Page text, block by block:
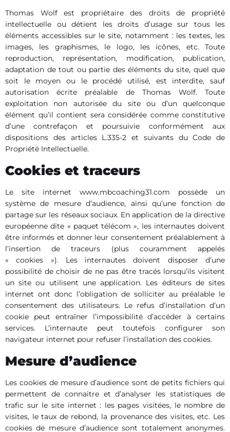
Thomas Wolf est propriétaire des droits de propriété
intellectuelle ou détient les droits d’usage sur tous les
éléments accessibles sur le site, notamment : les textes, les
images, les graphismes, le logo, les icônes, etc. Toute
reproduction, représentation, modification, publication,
adaptation de tout ou partie des éléments du site, quel que
soit le moyen ou le procédé utilisé, est interdite, sauf
autorisation écrite préalable de Thomas Wolf. Toute
exploitation non autorisée du site ou d’un quelconque
élément qu’il contient sera considérée comme constitutive
d’une contrefaçon et poursuivie conformément aux
dispositions des articles L.335-2 et suivants du Code de
Propriété Intellectuelle.
Cookies et traceurs
Le site internet www.mbcoaching31.com possède un
système de mesure d’audience, ainsi qu’une fonction de
partage sur les réseaux sociaux. En application de la directive
européenne dite « paquet télécom », les internautes doivent
être informés et donner leur consentement préalablement à
l’insertion de traceurs (plus couramment appelés
« cookies »). Les internautes doivent disposer d’une
possibilité de choisir de ne pas être tracés lorsqu’ils visitent
un site ou utilisent une application. Les éditeurs de sites
internet ont donc l’obligation de solliciter au préalable le
consentement des utilisateurs. Le refus d’installation d’un
cookie peut entraîner l’impossibilité d’accéder à certains
services. L’internaute peut toutefois configurer son
navigateur internet pour refuser l’installation des cookies.
Mesure d’audience
Les cookies de mesure d’audience sont de petits fichiers qui
permettent de connaitre et d’analyser les statistiques de
trafic sur le site internet : les pages visitées, le nombre de
visites, le taux de rebond, la provenance des visites, etc. Les
cookies de mesure d’audience sont totalement anonymes.